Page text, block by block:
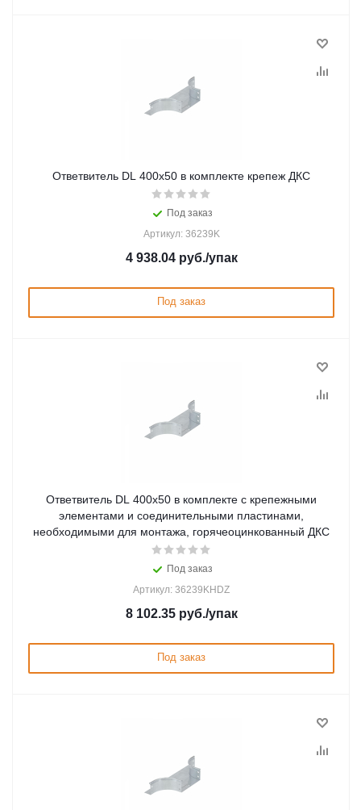
Ответвитель DL 400х50 в комплекте крепеж ДКС
Под заказ
Артикул: 36239K
4 938.04руб./упак
Под заказ
Ответвитель DL 400х50 в комплекте с крепежными
элементами и соединительными пластинами,
необходимыми для монтажа, горячеоцинкованный ДКС
Под заказ
Артикул: 36239KHDZ
8 102.35руб./упак
Под заказ